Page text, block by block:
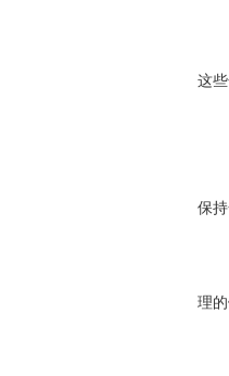
4.
这
5.
保
理